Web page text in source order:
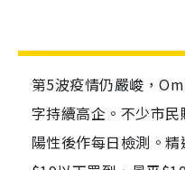
第5波疫情仍嚴峻，
字持續高企。不少市
陽性後作每日檢測。